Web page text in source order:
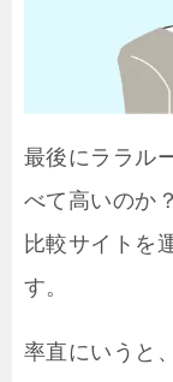
最後にララル
べて高いのか
比較サイトを
す。
率直にいうと